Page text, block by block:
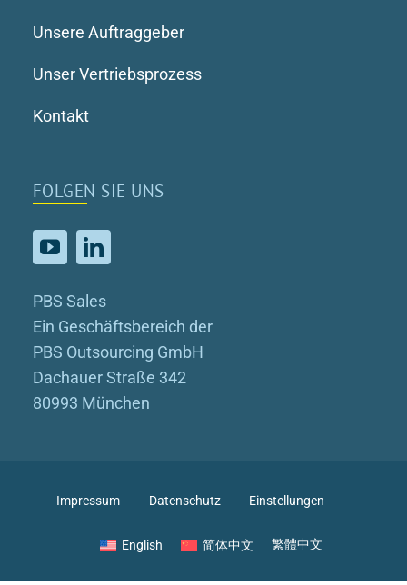
Unsere Auftraggeber
Unser Vertriebsprozess
Kontakt
FOLGEN SIE UNS
PBS Sales
Ein Geschäftsbereich der
PBS Outsourcing GmbH
Dachauer Straße 342
80993 München
Impressum Datenschutz Einstellungen
English 简体中文 繁體中文